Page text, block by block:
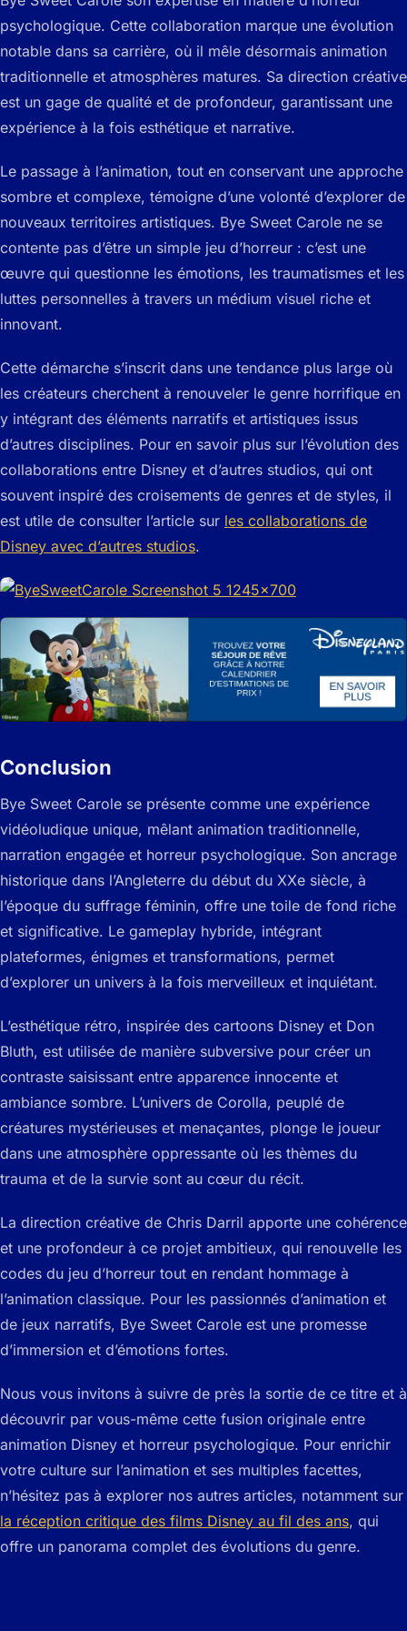
psychologique. Cette collaboration marque une évolution
notable dans sa carrière, où il mêle désormais animation
traditionnelle et atmosphères matures. Sa direction créative
est un gage de qualité et de profondeur, garantissant une
expérience à la fois esthétique et narrative.
Le passage à l’animation, tout en conservant une approche
sombre et complexe, témoigne d’une volonté d’explorer de
nouveaux territoires artistiques. Bye Sweet Carole ne se
contente pas d’être un simple jeu d’horreur : c’est une
œuvre qui questionne les émotions, les traumatismes et les
luttes personnelles à travers un médium visuel riche et
innovant.
Cette démarche s’inscrit dans une tendance plus large où
les créateurs cherchent à renouveler le genre horrifique en
y intégrant des éléments narratifs et artistiques issus
d’autres disciplines. Pour en savoir plus sur l’évolution des
collaborations entre Disney et d’autres studios, qui ont
souvent inspiré des croisements de genres et de styles, il
est utile de consulter l’article sur les collaborations de
Disney avec d’autres studios.
Conclusion
Bye Sweet Carole se présente comme une expérience
vidéoludique unique, mêlant animation traditionnelle,
narration engagée et horreur psychologique. Son ancrage
historique dans l’Angleterre du début du XXe siècle, à
l’époque du suffrage féminin, offre une toile de fond riche
et significative. Le gameplay hybride, intégrant
plateformes, énigmes et transformations, permet
d’explorer un univers à la fois merveilleux et inquiétant.
L’esthétique rétro, inspirée des cartoons Disney et Don
Bluth, est utilisée de manière subversive pour créer un
contraste saisissant entre apparence innocente et
ambiance sombre. L’univers de Corolla, peuplé de
créatures mystérieuses et menaçantes, plonge le joueur
dans une atmosphère oppressante où les thèmes du
trauma et de la survie sont au cœur du récit.
La direction créative de Chris Darril apporte une cohérence
et une profondeur à ce projet ambitieux, qui renouvelle les
codes du jeu d’horreur tout en rendant hommage à
l’animation classique. Pour les passionnés d’animation et
de jeux narratifs, Bye Sweet Carole est une promesse
d’immersion et d’émotions fortes.
Nous vous invitons à suivre de près la sortie de ce titre et à
découvrir par vous-même cette fusion originale entre
animation Disney et horreur psychologique. Pour enrichir
votre culture sur l’animation et ses multiples facettes,
n’hésitez pas à explorer nos autres articles, notamment sur
la réception critique des films Disney au fil des ans, qui
offre un panorama complet des évolutions du genre.